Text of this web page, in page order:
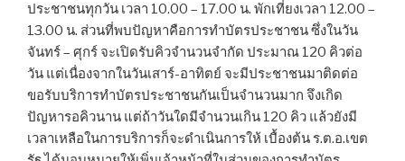
ประชาชนทุกวัน เวลา 10.00 – 17.00 น. พักเที่ยงเวลา 12.00 –
13.00 น. ส่วนที่พบปัญหาคือการทำบัตรประชาชน ซึ่งในวัน
จันทร์ – ศุกร์ จะเปิดรับคิวจำนวนจำกัด ประมาณ 120 คิวต่อ
วัน แต่เนื่องจากในวันเสาร์-อาทิตย์ จะมีประชาชนมาติดต่อ
ขอรับบริการทำบัตรประชาชนกันเป็นจำนวนมาก จึงเกิด
ปัญหารอคิวนาน แต่ถ้าวันใดมีจำนวนเกิน 120 คิว แล้วยังมี
เวลาเหลือในการบริการก็จะดำเนินการให้ เบื้องต้น ร.ต.อ.เขต